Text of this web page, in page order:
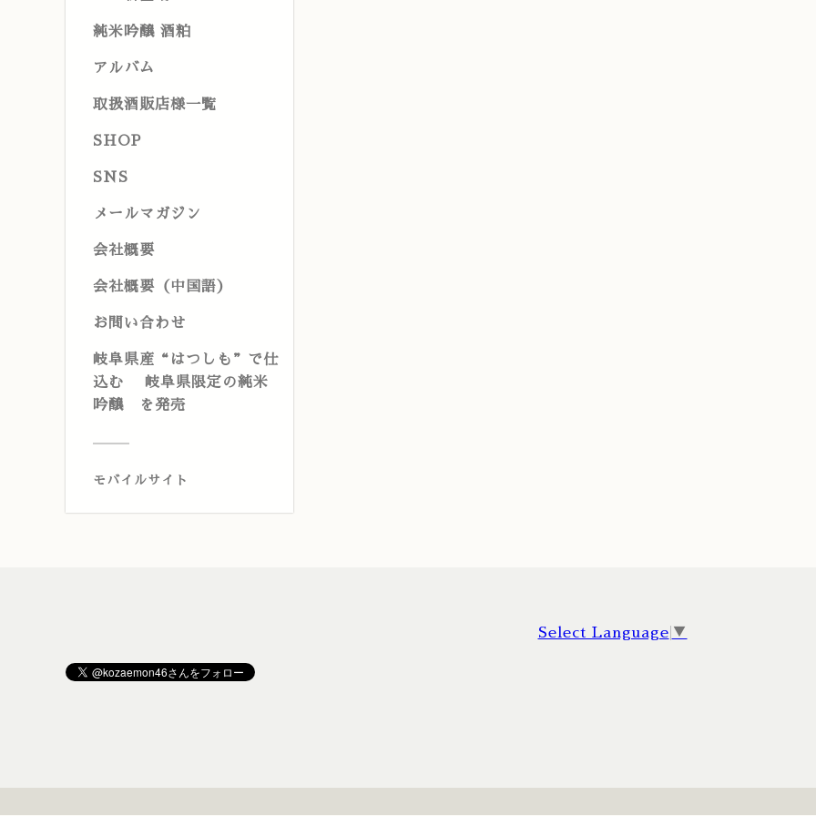
純米吟醸 酒粕
アルバム
取扱酒販店様一覧
SHOP
SNS
メールマガジン
会社概要
会社概要（中国語）
お問い合わせ
岐阜県産“はつしも”で仕
込む 岐阜県限定の純米
吟醸 を発売
モバイルサイト
Select Language ▼